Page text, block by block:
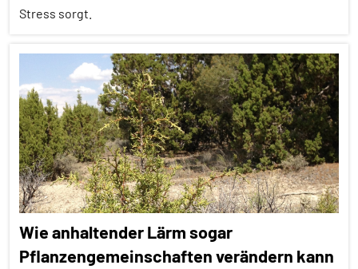
Vögel
Wirbeltiere
Stress sorgt.
Adoleszenz
Alle
Artikel
Alle
Themen
Alle
Tiergruppen
Erfahrungen
Wie anhaltender Lärm sogar
Pflanzengemeinschaften verändern kann